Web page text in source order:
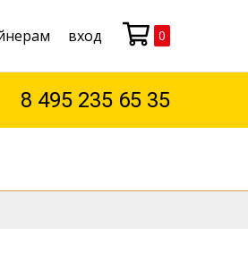
вход Моя корзина
0
8 495 235 65 35